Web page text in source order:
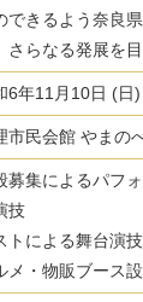
できるよう奈良
さらなる発展を
6年11月10日 (日
市民会館 やまの
募集によるパフ
技
トによる舞台演技
メ・物販ブース